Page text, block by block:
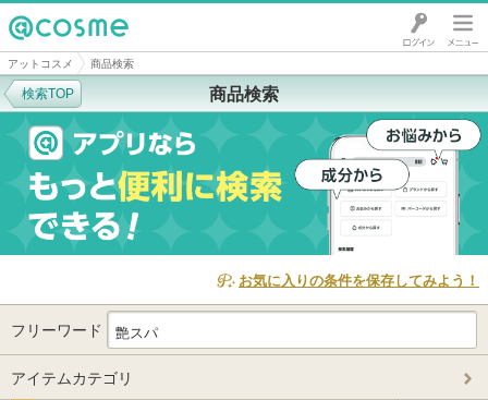
@cosme
アットコスメ 商品検索
商品検索
検索TOP
お気に入りの条件を保存してみよう！
フリーワード
アイテムカテゴリ